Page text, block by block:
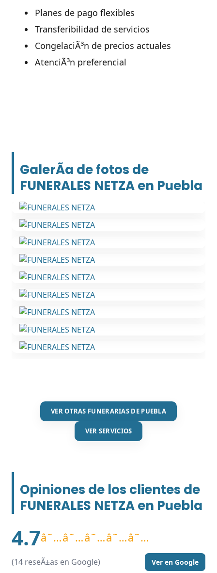
Planes de pago flexibles
Transferibilidad de servicios
CongelaciÃ³n de precios actuales
AtenciÃ³n preferencial
GalerÃ­a de fotos de
FUNERALES NETZA en Puebla
VER OTRAS FUNERARIAS DE PUEBLA
VER SERVICIOS
Opiniones de los clientes de
FUNERALES NETZA en Puebla
4.7â˜…â˜…â˜…â˜…â˜…
(14 reseÃ±as en Google) Ver en Google